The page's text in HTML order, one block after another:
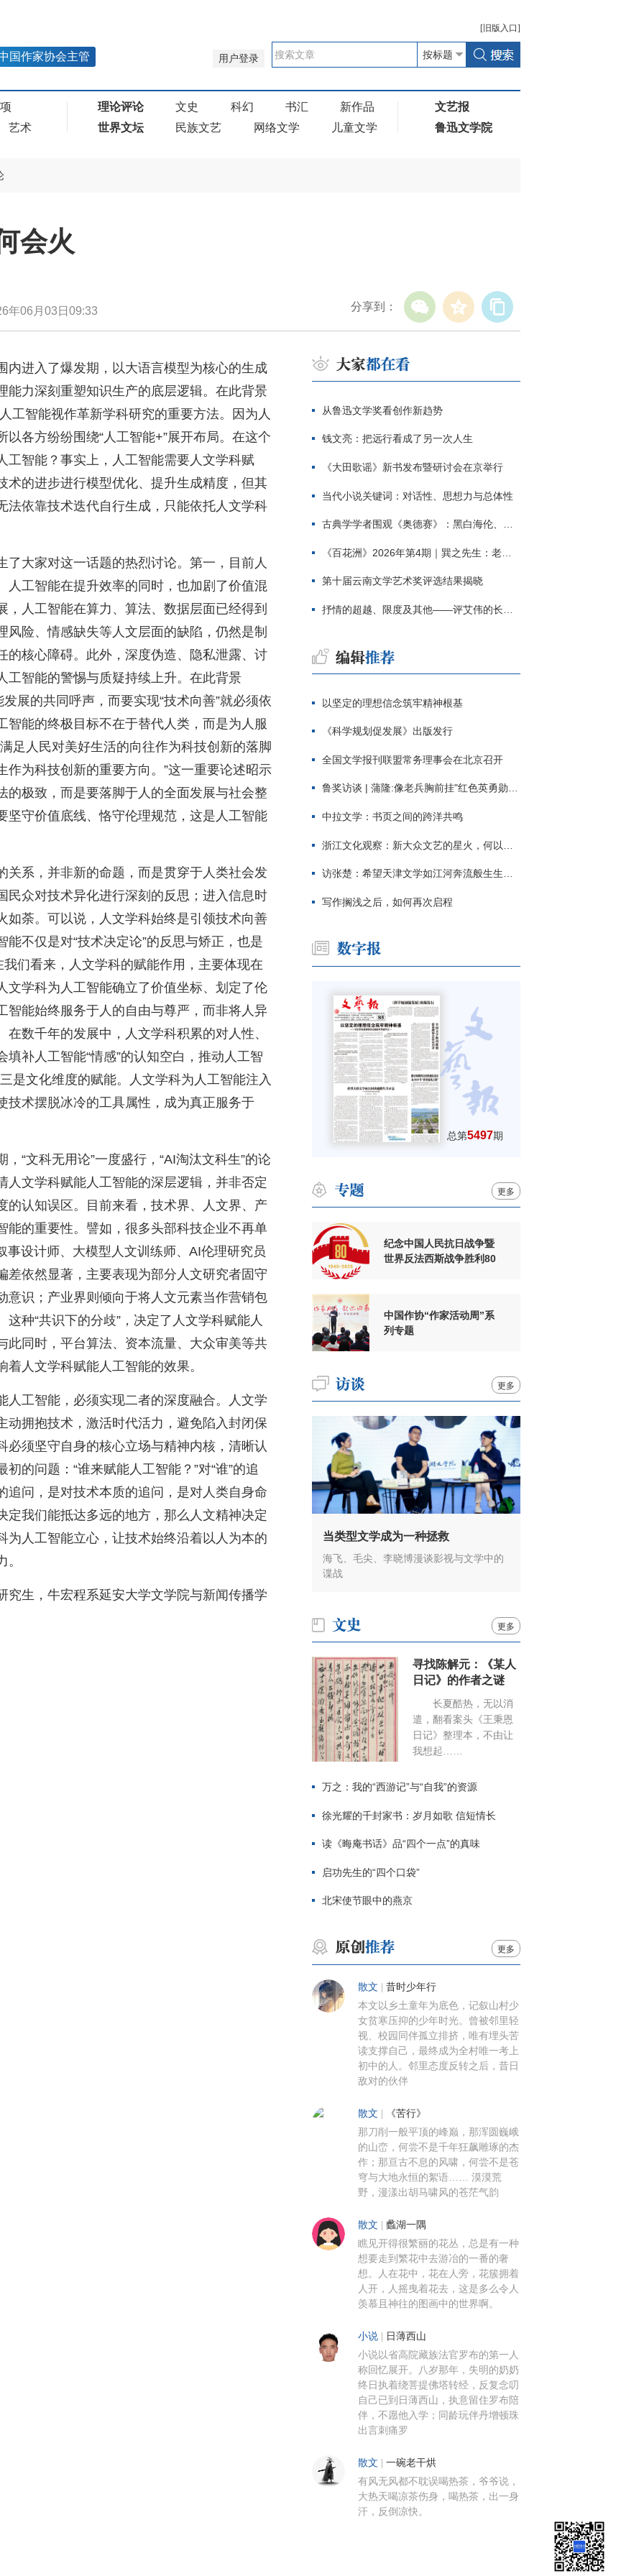
[ 旧版 入口]
用户登录
国作家协会主管
艺术
理论评论 文史 科幻 书汇
新作品
世界文坛
民族文艺 网络文学 儿童文学
文艺报
鲁迅文学院
会火
分享到：
年06月03日09:33
内进入了爆发期，以大语言模型为核心的生成
能力深刻重塑知识生产的底层逻辑。在此背景
工智能视作革新学科研究的重要方法。因为人
各方纷纷围绕“人工智能+”展开布局。在这个
工智能？事实上，人工智能需要人文学科赋
术的进步进行模型优化、提升生成精度，但其
法依靠技术迭代自行生成，只能依托人文学科
了大家对这一话题的热烈讨论。第一，目前人
人工智能在提升效率的同时，也加剧了价值混
人工智能在算力、算法、数据层面已经得到
险、情感缺失等人文层面的缺陷，仍然是制
的核心障碍。此外，深度伪造、隐私泄露、讨
工智能的警惕与质疑持续上升。在此背景
展的共同呼声，而要实现“技术向善”就必须依
智能的终极目标不在于替代人类，而是为人服
足人民对美好生活的向往作为科技创新的落脚
作为科技创新的重要方向。”这一重要论述昭示
的极致，而是要落脚于人的全面发展与社会整
坚守价值底线、恪守伦理规范，这是人工智能
关系，并非新的命题，而是贯穿于人类社会发
民众对技术异化进行深刻的反思；进入信息时
如荼。可以说，人文学科始终是引领技术向善
不仅是对“技术决定论”的反思与矫正，也是
们看来，人文学科的赋能作用，主要体现在
文学科为人工智能确立了价值坐标、划定了伦
智能始终服务于人的自由与尊严，而非将人异
数千年的发展中，人文学科积累的对人性、
补人工智能“情感”的认知空白，推动人工智
是文化维度的赋能。人文学科为人工智能注入
技术摆脱冰冷的工具属性，成为真正服务于
“文科无用论”一度盛行，“AI淘汰文科生”的论
人文学科赋能人工智能的深层逻辑，并非否定
的认知误区。目前来看，技术界、人文界、产
能的重要性。譬如，很多头部科技企业不再单
设计师、大模型人文训练师、AI伦理研究员
差依然显著，主要表现为部分人文研究者固守
意识；产业界则倾向于将人文元素当作营销包
种“共识下的分歧”，决定了人文学科赋能人
此同时，平台算法、资本流量、大众审美等共
人文学科赋能人工智能的效果。
人工智能，必须实现二者的深度融合。人文学
动拥抱技术，激活时代活力，避免陷入封闭保
必须坚守自身的核心立场与精神内核，清晰认
的问题：“谁来赋能人工智能？”对“谁”的追
追问，是对技术本质的追问，是对人类自身命
定我们能抵达多远的地方，那么人文精神决定
为人工智能立心，让技术始终沿着以人为本的
究生，牛宏程系延安大学文学院与新闻传播学
从鲁迅文学奖看创作新趋势
钱文亮：把远行看成了另一次人生
《大田歌谣》新书发布暨研讨会在京举行
当代小说关键词：对话性、思想力与总体性
古典学学者围观《奥德赛》：黑白海伦、佩涅罗佩的别针与神秘入侵者
《百花洲》2026年第4期｜巽之先生：老兵朱向前侧记三题
第十届云南文学艺术奖评选结果揭晓
抒情的超越、限度及其他——评艾伟的长篇小说《春歌》
以坚定的理想信念筑牢精神根基
《科学规划促发展》出版发行
全国文学报刊联盟常务理事会在北京召开
鲁奖访谈 | 蒲隆:像老兵胸前挂"红色英勇勋章"
中拉文学：书页之间的跨洋共鸣
浙江文化观察：新大众文艺的星火，何以燎原？
访张楚：希望天津文学如江河奔流般生生不息
写作搁浅之后，如何再次启程
总第5497期
更多
纪念中国人民抗日战争暨
世界反法西斯战争胜利80
中国作协“作家活动周”系
列专题
更多
当类型文学成为一种拯救
海飞、毛尖、李晓博漫谈影视与文学中的
谍战
更多
寻找陈解元：《某人
日记》的作者之谜
长夏酷热，无以消
遣，翻看案头《王秉恩
日记》整理本，不由让
我想起……
万之：我的“西游记”与“自我”的资源
徐光耀的千封家书：岁月如歌 信短情长
读《晦庵书话》品“四个一点”的真味
启功先生的“四个口袋”
北宋使节眼中的燕京
更多
散文 昔时少年行
本文以乡土童年为底色，记叙山村少
女贫寒压抑的少年时光。曾被邻里轻
视、校园同伴孤立排挤，唯有埋头苦
读支撑自己，最终成为全村唯一考上
初中的人。邻里态度反转之后，昔日
敌对的伙伴
散文 《苦行》
那刀削一般平顶的峰巅，那浑圆巍峨
的山峦，何尝不是千年狂飙雕琢的杰
作；那亘古不息的风啸，何尝不是苍
穹与大地永恒的絮语…… 漠漠荒
野，漫漾出胡马啸风的苍茫气韵
散文 蠡湖一隅
瞧见开得很繁丽的花丛，总是有一种
想要走到繁花中去游冶的一番的奢
想。人在花中，花在人旁，花簇拥着
人开，人摇曳着花去，这是多么令人
羡慕且神往的图画中的世界啊。
小说 日薄西山
小说以省高院藏族法官罗布的第一人
称回忆展开。八岁那年，失明的奶奶
终日执着绕菩提佛塔转经，反复念叨
自己已到日薄西山，执意留住罗布陪
伴，不愿他入学；同龄玩伴丹增顿珠
出言刺痛罗
散文 一碗老干烘
有风无风都不耽误喝热茶，爷爷说，
大热天喝凉茶伤身，喝热茶，出一身
汗，反倒凉快。